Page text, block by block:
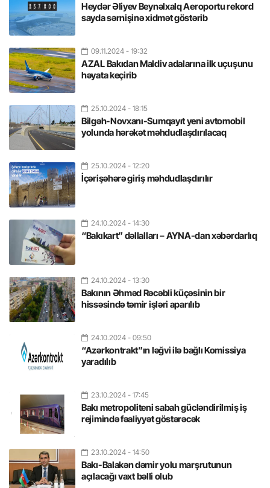
Heydər Əliyev Beynəlxalq Aeroportu rekord
sayda sərnişinə xidmət göstərib
09.11.2024 - 19:32
AZAL Bakıdan Maldiv adalarına ilk uçuşunu
həyata keçirib
25.10.2024 - 18:15
Bilgəh-Novxanı-Sumqayıt yeni avtomobil
yolunda hərəkət məhdudlaşdırılacaq
25.10.2024 - 12:20
İçərişəhərə giriş məhdudlaşdırılır
24.10.2024 - 14:30
“Bakıkart” dəllalları – AYNA-dan xəbərdarlıq
24.10.2024 - 13:30
Bakının Əhməd Rəcəbli küçəsinin bir
hissəsində təmir işləri aparılıb
24.10.2024 - 09:50
“Azərkontrakt”ın ləğvi ilə bağlı Komissiya
yaradılıb
23.10.2024 - 17:45
Bakı metropoliteni sabah gücləndirilmiş iş
rejimində fəaliyyət göstərəcək
23.10.2024 - 14:50
Bakı-Balakən dəmir yolu marşrutunun
açılacağı vaxt bəlli olub